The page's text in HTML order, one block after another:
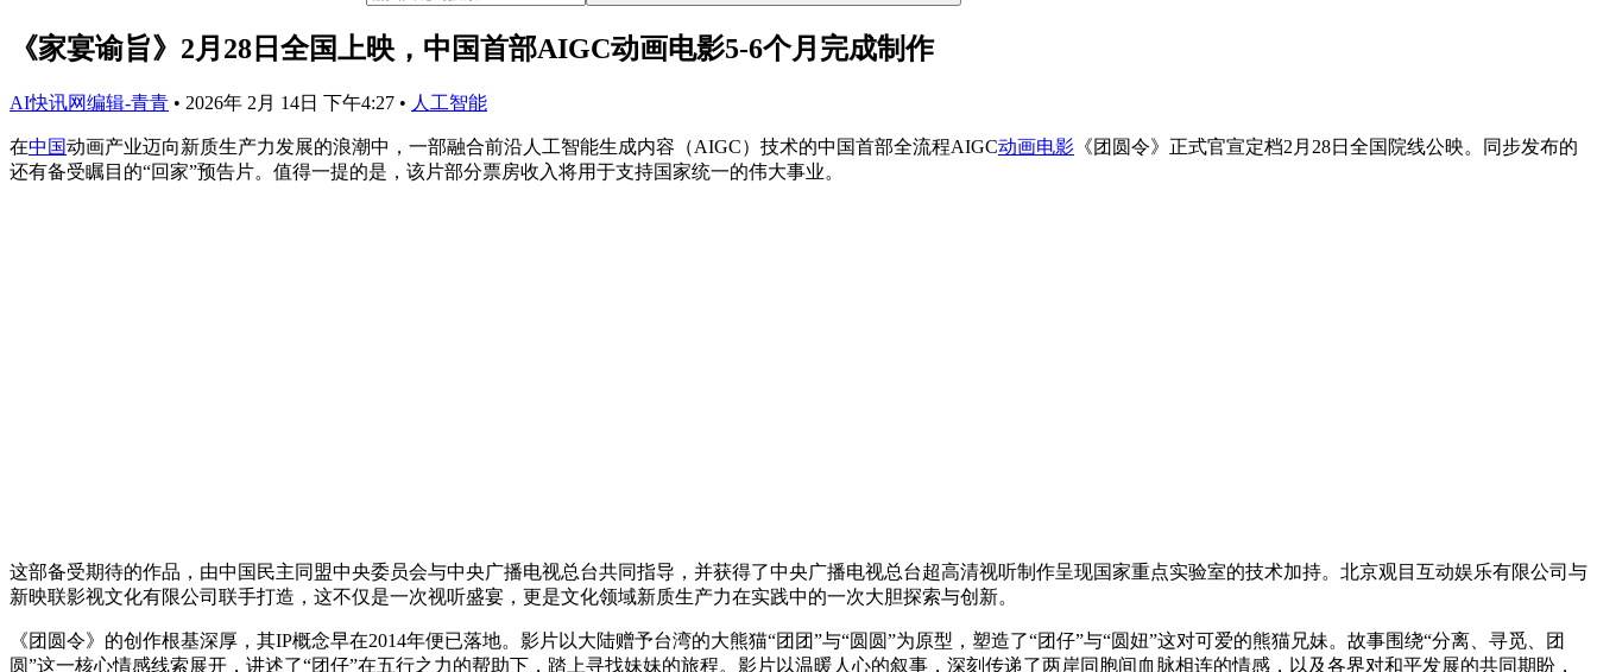
《家宴谕旨》2月28日全国上映，中国首部AIGC动画电影5-6个月完成制作
AI快讯网编辑-青青 • 2026年 2月 14日 下午4:27 • 人工智能
在中国动画产业迈向新质生产力发展的浪潮中，一部融合前沿人工智能生成内容（AIGC）技术的中国首部全流程AIGC动画电影 《团圆令》正式官宣定档2月28日全国院线公映。同步发布的
还有备受瞩目的“回家”预告片。值得一提的是，该片部分票房收入将用于支持国家统一的伟大事业。
这部备受期待的作品，由中国民主同盟中央委员会与中央广播电视总台共同指导，并获得了中央广播电视总台超高清视听制作呈现国家重点实验室的技术加持。北京观目互动娱乐有限公司与
新映联影视文化有限公司联手打造，这不仅是一次视听盛宴，更是文化领域新质生产力在实践中的一次大胆探索与创新。
《团圆令》的创作根基深厚，其IP概念早在2014年便已落地。影片以大陆赠予台湾的大熊猫“团团”与“圆圆”为原型，塑造了“团仔”与“圆妞”这对可爱的熊猫兄妹。故事围绕“分离、寻觅、团
圆”这一核心情感线索展开，讲述了“团仔”在五行之力的帮助下，踏上寻找妹妹的旅程。影片以温暖人心的叙事，深刻传递了两岸同胞间血脉相连的情感，以及各界对和平发展的共同期盼，